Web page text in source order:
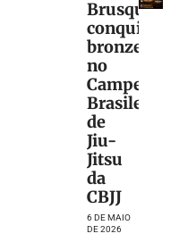
Brusque
conquista
bronze
no
Campeonato
Brasileiro
de
Jiu-
Jitsu
da
CBJJ
6 DE MAIO
DE 2026